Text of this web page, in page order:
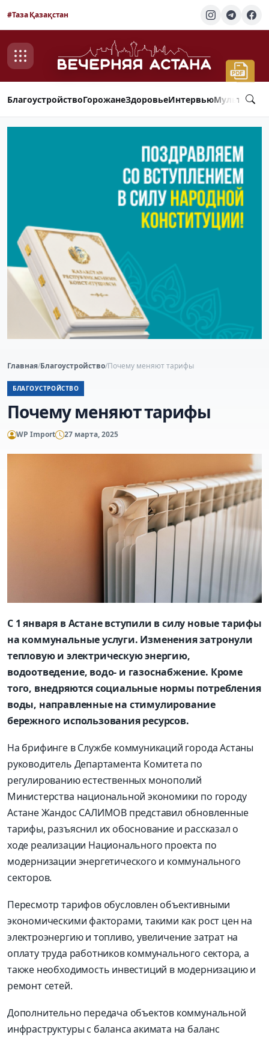
#Таза Қазақстан
БлагоустройствоГорожанеЗдоровьеИнтервью
Главная/Благоустройство/Почему меняют тарифы
БЛАГОУСТРОЙСТВО
Почему меняют тарифы
WP Import 27 марта, 2025
С 1 января в Астане вступили в силу новые тарифы
на коммунальные услуги. Изменения затронули
тепловую и электрическую энергию,
водоотведение, водо- и газоснабжение. Кроме
того, внедряются социальные нормы потребления
воды, направленные на стимулирование
бережного использования ресурсов.
На брифинге в Службе коммуникаций города Астаны
руководитель Департамента Комитета по
регулированию естественных монополий
Министерства национальной экономики по городу
Астане Жандос САЛИМОВ представил обновленные
тарифы, разъяснил их обоснование и рассказал о
ходе реализации Национального проекта по
модернизации энергетического и коммунального
секторов.
Пересмотр тарифов обусловлен объективными
экономическими факторами, такими как рост цен на
электроэнергию и топливо, увеличение затрат на
оплату труда работников коммунального сектора, а
также необходимость инвестиций в модернизацию и
ремонт сетей.
Дополнительно передача объектов коммунальной
инфраструктуры с баланса акимата на баланс